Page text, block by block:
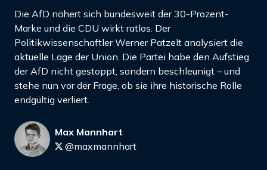
Die AfD nähert sich bundesweit der 30-Prozent-
Marke und die CDU wirkt ratlos. Der
Politikwissenschaftler Werner Patzelt analysiert die
aktuelle Lage der Union. Die Partei habe den Aufstieg
der AfD nicht gestoppt, sondern beschleunigt – und
stehe nun vor der Frage, ob sie ihre historische Rolle
endgültig verliert.
Max Mannhart
@maxmannhart